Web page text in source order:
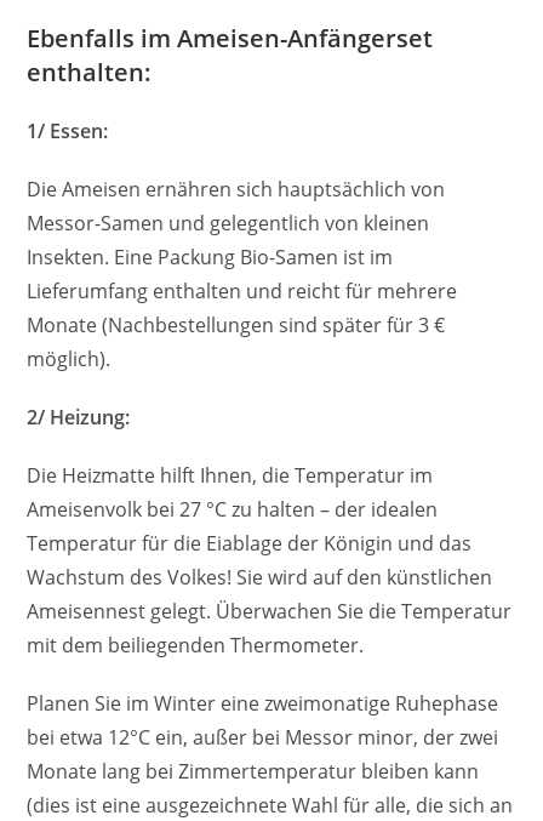
Ebenfalls im Ameisen-Anfängerset
enthalten:
1/ Essen:
Die Ameisen ernähren sich hauptsächlich von
Messor-Samen und gelegentlich von kleinen
Insekten. Eine Packung Bio-Samen ist im
Lieferumfang enthalten und reicht für mehrere
Monate (Nachbestellungen sind später für 3 €
möglich).
2/ Heizung:
Die Heizmatte hilft Ihnen, die Temperatur im
Ameisenvolk bei 27 °C zu halten – der idealen
Temperatur für die Eiablage der Königin und das
Wachstum des Volkes! Sie wird auf den künstlichen
Ameisennest gelegt. Überwachen Sie die Temperatur
mit dem beiliegenden Thermometer.
Planen Sie im Winter eine zweimonatige Ruhephase
bei etwa 12°C ein, außer bei Messor minor, der zwei
Monate lang bei Zimmertemperatur bleiben kann
(dies ist eine ausgezeichnete Wahl für alle, die sich an